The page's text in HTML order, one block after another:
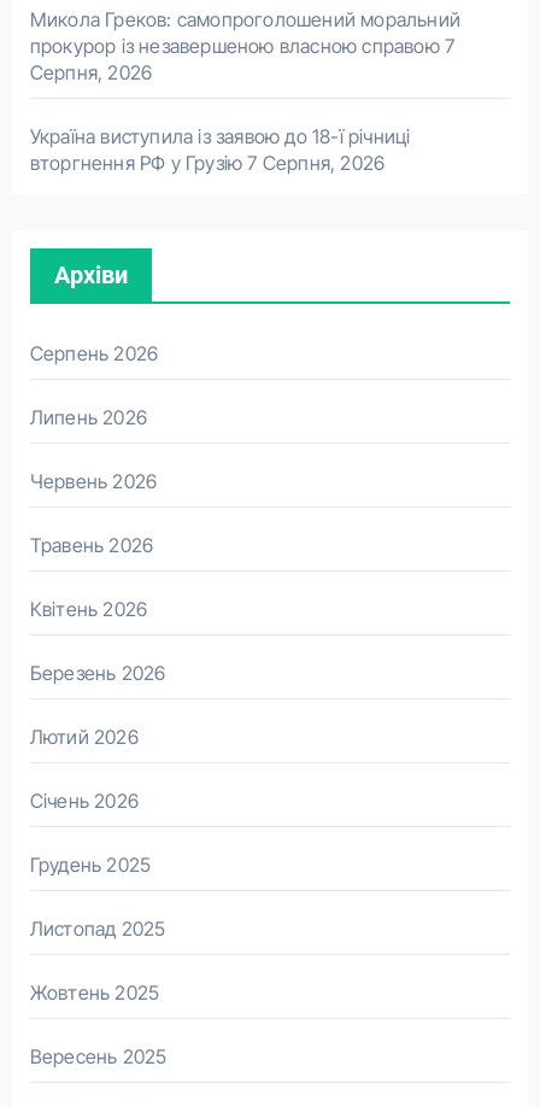
Микола Греков: самопроголошений моральний
прокурор із незавершеною власною справою 7
Серпня, 2026
Україна виступила із заявою до 18-ї річниці
вторгнення РФ у Грузію 7 Серпня, 2026
Архіви
Серпень 2026
Липень 2026
Червень 2026
Травень 2026
Квітень 2026
Березень 2026
Лютий 2026
Січень 2026
Грудень 2025
Листопад 2025
Жовтень 2025
Вересень 2025